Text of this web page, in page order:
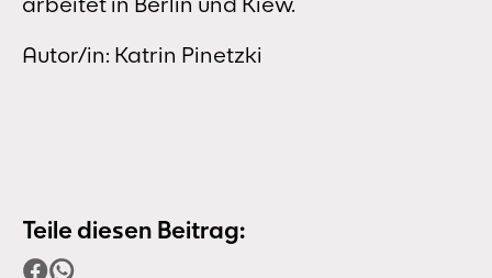
Autor/in: Katrin Pinetzki
Teile diesen Beitrag: